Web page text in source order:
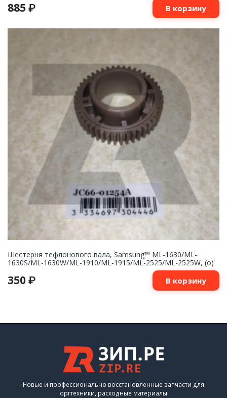
885 ₽ В корзину
Шестерня тефлонового вала, Samsung™ ML-1630/ML-
1630S/ML-1630W/ML-1910/ML-1915/ML-2525/ML-2525W, (о)
350 ₽ В корзину
Новые и профессионально восстановленные запчасти для
оргтехники, расходные материалы